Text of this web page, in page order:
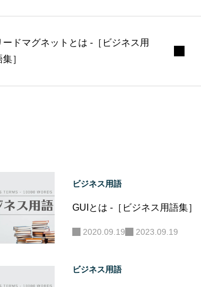
ードマグネットとは -［ビジネス用
］
ビジネス用語
GUIとは -［ビジネス用語集］
2020.09.19 2023.09.19
ビジネス用語